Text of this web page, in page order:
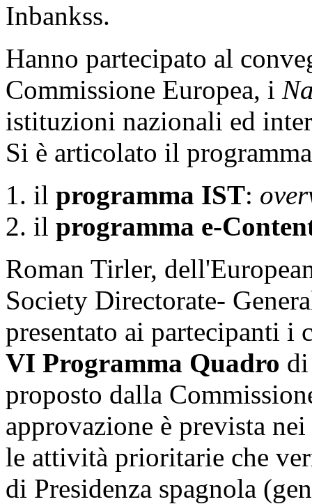
Inbankss.
Hanno partecipato al
Commissione Europea, i
istituzioni nazionali ed
Si è articolato il
il programma IST:
il programma e-
Roman Tirler,
Society Directorate-
presentato ai partecipanti i
VI Programma Quadro
proposto dalla
approvazione è prevista
le attività prioritarie che
di Presidenza spagnola